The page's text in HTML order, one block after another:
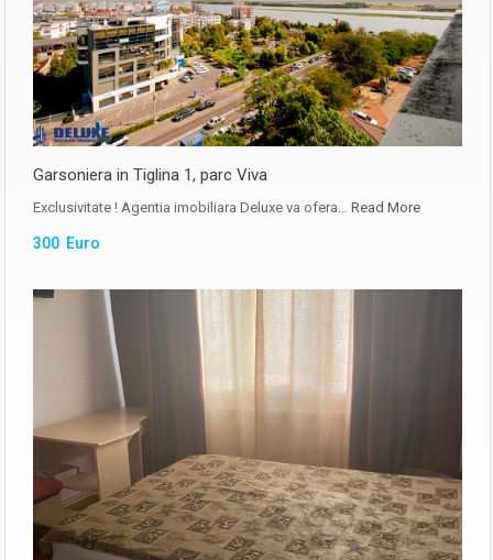
Garsoniera in Tiglina 1, parc Viva
Exclusivitate ! Agentia imobiliara Deluxe va ofera… Read More
300 Euro